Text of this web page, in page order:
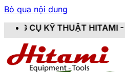
Bỏ qua nội dung
HITAMI - CUNG CẤP SẢN